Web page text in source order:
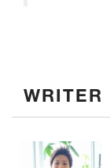
WRITER